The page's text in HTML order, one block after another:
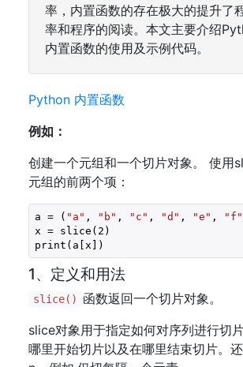
率，内置函数的存在极大的提升了
率和程序的阅读。本文主要介绍
内置函数的使用及示例代码。
Python 内置函数
例如：
创建一个元组和一个切片对象。 使用
元组的前两个项：
a = ( "a" , "b" , "c" , "d" , "e" , "f"
x = slice( 2 )
print(a[x])
1、定义和用法
slice()
函数返回一个切片对象。
slice对象用于指定如何对序列进行切
哪里开始切片以及在哪里结束切片。